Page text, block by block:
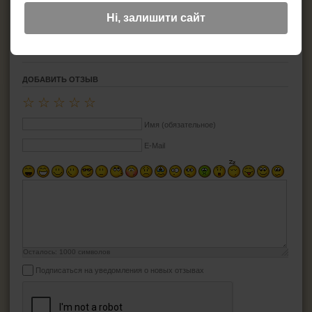
Страна изготовитель: Германия
Материал: нержавеющая сталь,дерево
Дополнительная информация: -
ДОБАВИТЬ ОТЗЫВ
☆
☆
☆
☆
☆
Имя (обязательное)
E-Mail
Осталось: 1000 символов
Подписаться на уведомления о новых отзывах
Ні, залишити сайт